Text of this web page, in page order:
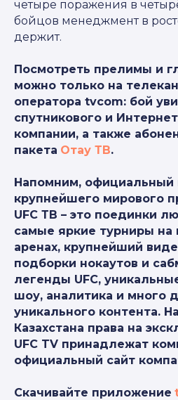
четыре поражения в
бойцов менеджмент в
держит.
Посмотреть прелимы и
можно только на
оператора tvcom: бой
спутникового и
компании, а также
пакета Отау ТВ.
Напомним, официальный
крупнейшего мирового
UFC ТВ – это поединки
самые яркие турниры на
аренах, крупнейший
подборки нокаутов и
легенды UFC,
шоу, аналитика и много
уникального контента.
Казахстана права на
UFC TV принадлежат
официальный сайт
Скачивайте приложение